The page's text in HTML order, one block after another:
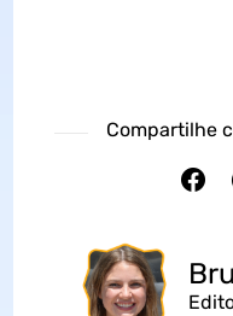
Compartilhe